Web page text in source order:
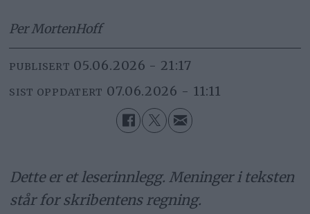
Per MortenHoff
PUBLISERT 05.06.2026 - 21:17
SIST OPPDATERT 07.06.2026 - 11:11
Dette er et leserinnlegg. Meninger i teksten
står for skribentens regning.